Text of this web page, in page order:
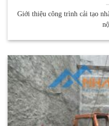
Giới thiệu công trình cải tạo